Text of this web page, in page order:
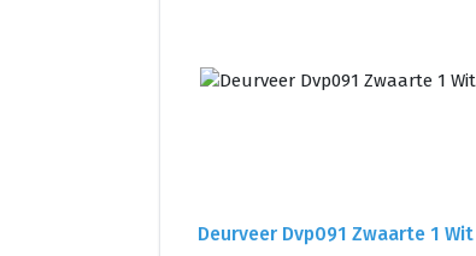
Deurveer Dvp091 Zwaarte 1